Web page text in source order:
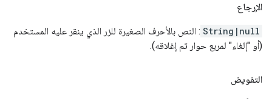
الإرجاع
String|null : النص بالأحرف الصغيرة للزر الذي ينقر عليه المستخدم
(أو "إلغاء" لمربع حوار تم إغلاقه).
التفويض